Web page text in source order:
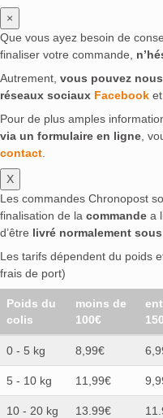
×
Que vous ayez besoin de
finaliser votre commande,
Autrement, vous pouvez
réseaux sociaux Facebook et
Pour de plus amples
via un formulaire en ligne ,
contact
X
Les commandes Chronopost
finalisation de la commande a
d’être livré normalement
Les tarifs dépendent du poids
frais de port)
Poids du
colis
moins de
100€
0 - 5 kg 8,99€
5 - 10 kg 11,99€
10 - 20 kg 13.99€